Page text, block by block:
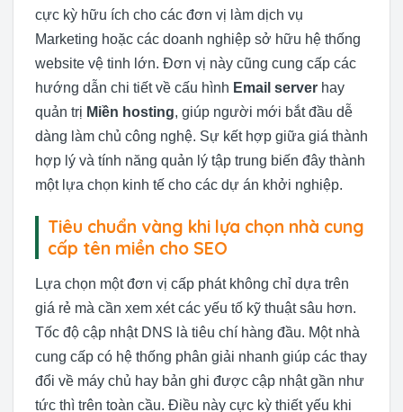
cực kỳ hữu ích cho các đơn vị làm dịch vụ
Marketing hoặc các doanh nghiệp sở hữu hệ thống
website vệ tinh lớn. Đơn vị này cũng cung cấp các
hướng dẫn chi tiết về cấu hình Email server hay
quản trị Miền hosting, giúp người mới bắt đầu dễ
dàng làm chủ công nghệ. Sự kết hợp giữa giá thành
hợp lý và tính năng quản lý tập trung biến đây thành
một lựa chọn kinh tế cho các dự án khởi nghiệp.
Tiêu chuẩn vàng khi lựa chọn nhà cung
cấp tên miền cho SEO
Lựa chọn một đơn vị cấp phát không chỉ dựa trên
giá rẻ mà cần xem xét các yếu tố kỹ thuật sâu hơn.
Tốc độ cập nhật DNS là tiêu chí hàng đầu. Một nhà
cung cấp có hệ thống phân giải nhanh giúp các thay
đổi về máy chủ hay bản ghi được cập nhật gần như
tức thì trên toàn cầu. Điều này cực kỳ thiết yếu khi